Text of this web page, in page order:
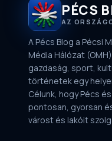
PÉCS
AZ
A Pécs Blog a Pécsi
Média Hálózat
gazdaság, sport,
történetek egy
Célunk, hogy Pécs
pontosan, gyorsan
várost és lakóit